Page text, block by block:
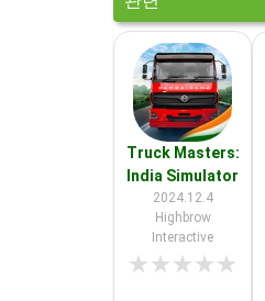
Truck Masters:
India Simulator
2024.12.4
Highbrow
Interactive
★★★★★